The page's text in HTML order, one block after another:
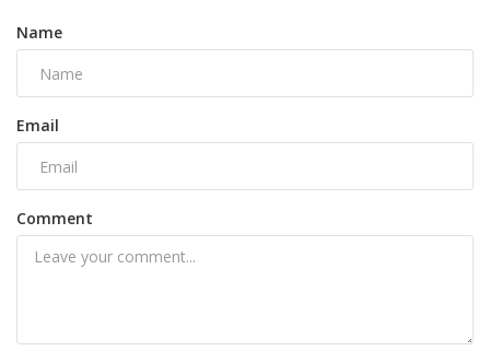
Name
Email
Comment